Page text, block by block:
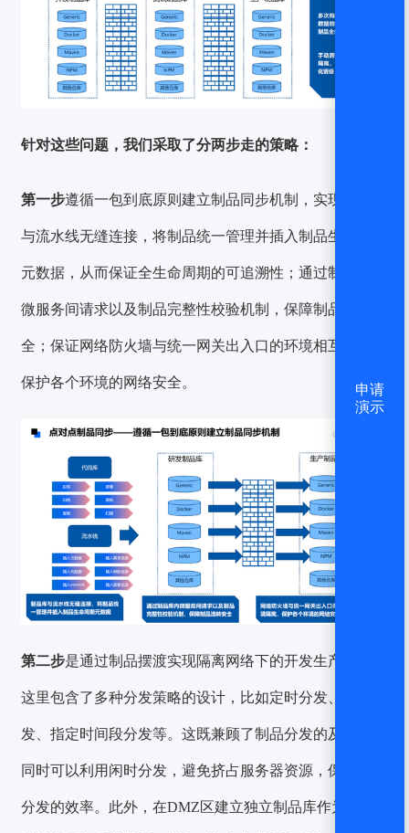
针对这些问题，我们采取了分两步走的策略：
第一步遵循一包到底原则建立制品同步机制，实现制品库
与流水线无缝连接，将制品统一管理并插入制品生命周期
元数据 ，从而保证全生命周期的可追溯性；通过制品库内
微服务间请求以及制品完整性校验机制，保障制品流转安
全；保证网络防火墙与统一网关出入口的环境相互隔离，
保护各个环境的网络安全。
第二步是通过制品摆渡实现隔离网络下的开发生产同步。
这里包含了多种分发策略的设计，比如定时分发、增量分
发、指定时间段分发等。这既兼顾了制品分发的及时性，
同时可以利用闲时分发，避免挤占服务器资源，保障制品
分发的效率。此外，在DMZ区建立独立制品库作为中转
申请
演示